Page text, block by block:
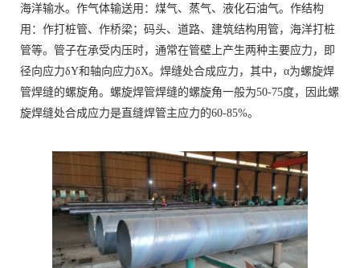
海洋输水。作气体输送用：煤气、蒸气、液化石油气。作结构
用：作打桩管、作桥梁；码头、道路、建筑结构用管，海洋打桩
管等。管子在承受内压时，通常在管壁上产生两种主要应力，即
径向应力δY和轴向应力δX。焊缝处合成应力，其中，α为螺旋焊
管焊缝的螺旋角。螺旋焊管焊缝的螺旋角一般为50-75度，因此螺
旋焊缝处合成应力是直缝焊管主应力的60-85%。